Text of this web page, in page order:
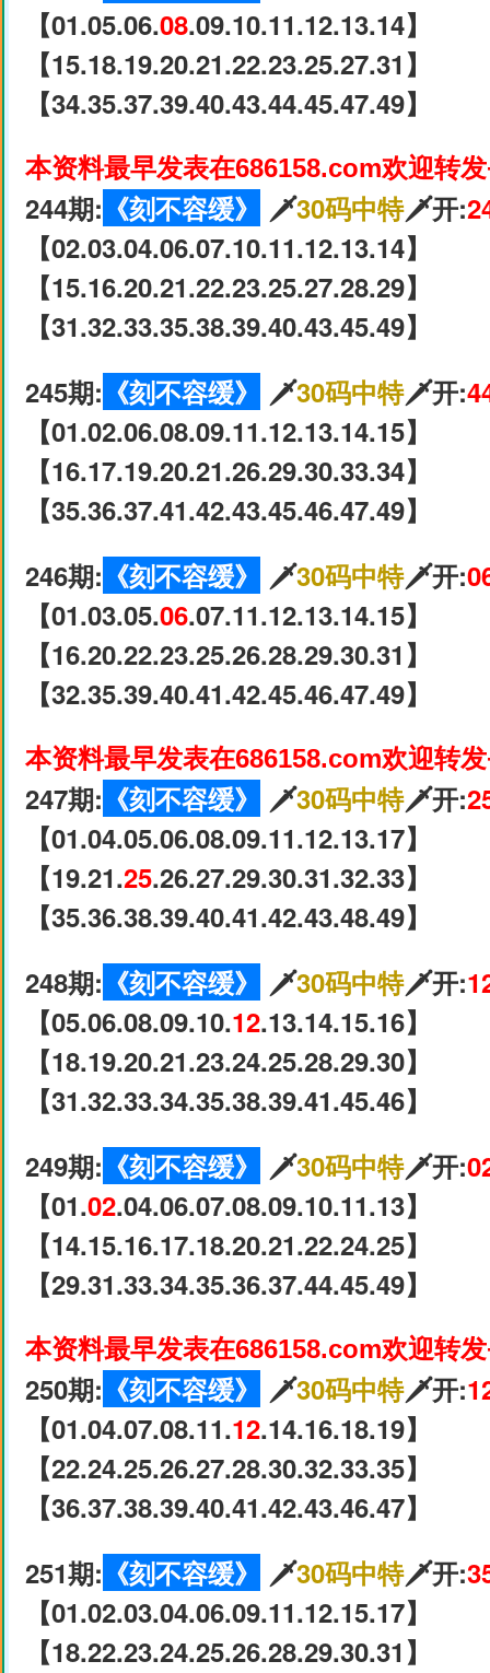
【01.05.06.08.09.10.11.12.13.14】
【15.18.19.20.21.22.23.25.27.31】
【34.35.37.39.40.43.44.45.47.49】
本资料最早发表在686158.com欢迎转
244期: 《刻不容缓》 🗡30码中特🗡开:
【02.03.04.06.07.10.11.12.13.14】
【15.16.20.21.22.23.25.27.28.29】
【31.32.33.35.38.39.40.43.45.49】
245期: 《刻不容缓》 🗡30码中特🗡开:
【01.02.06.08.09.11.12.13.14.15】
【16.17.19.20.21.26.29.30.33.34】
【35.36.37.41.42.43.45.46.47.49】
246期: 《刻不容缓》 🗡30码中特🗡开:
【01.03.05.06.07.11.12.13.14.15】
【16.20.22.23.25.26.28.29.30.31】
【32.35.39.40.41.42.45.46.47.49】
本资料最早发表在686158.com欢迎转
247期: 《刻不容缓》 🗡30码中特🗡开:
【01.04.05.06.08.09.11.12.13.17】
【19.21.25.26.27.29.30.31.32.33】
【35.36.38.39.40.41.42.43.48.49】
248期: 《刻不容缓》 🗡30码中特🗡开:
【05.06.08.09.10.12.13.14.15.16】
【18.19.20.21.23.24.25.28.29.30】
【31.32.33.34.35.38.39.41.45.46】
249期: 《刻不容缓》 🗡30码中特🗡开:
【01.02.04.06.07.08.09.10.11.13】
【14.15.16.17.18.20.21.22.24.25】
【29.31.33.34.35.36.37.44.45.49】
本资料最早发表在686158.com欢迎转
250期: 《刻不容缓》 🗡30码中特🗡开:
【01.04.07.08.11.12.14.16.18.19】
【22.24.25.26.27.28.30.32.33.35】
【36.37.38.39.40.41.42.43.46.47】
251期: 《刻不容缓》 🗡30码中特🗡开:
【01.02.03.04.06.09.11.12.15.17】
【18.22.23.24.25.26.28.29.30.31】